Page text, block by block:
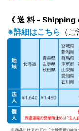
《 送 料 - Shipping
※詳細はこちら （